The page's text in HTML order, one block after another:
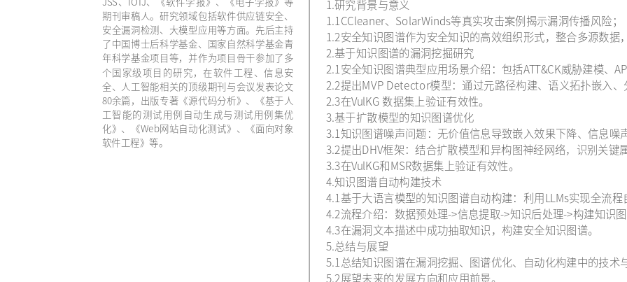
1.研究背景与意义
1.1CCleaner、SolarWinds等真实攻击案例揭示漏洞传播风险；
1.2安全知识图谱作为安全知识的高效组织形式，整合多源数据
2.基于知识图谱的漏洞挖掘研究
2.1安全知识图谱典型应用场景介绍：包括ATT&CK威胁建模、
2.2提出MVP Detector模型：通过元路径构建、语义拓扑嵌入、
2.3在VulKG 数据集上验证有效性。
3.基于扩散模型的知识图谱优化
3.1知识图谱噪声问题：无价值信息导致嵌入效果下降、信息噪
3.2提出DHV框架：结合扩散模型和异构图神经网络，识别关键
3.3在VulKG和MSR数据集上验证有效性。
4.知识图谱自动构建技术
4.1基于大语言模型的知识图谱自动构建：利用LLMs实现全流程
4.2流程介绍：数据预处理->信息提取->知识后处理->构建知识图
4.3在漏洞文本描述中成功抽取知识，构建安全知识图谱。
5.总结与展望
5.1总结知识图谱在漏洞挖掘、图谱优化、自动化构建中的技术
5.2展望未来的发展方向和应用前景。
期刊审稿人。研究领域包括软件供应链安全、
安全漏洞检测、大模型应用等方面。先后主持
了中国博士后科学基金、国家自然科学基金青
年科学基金项目等，并作为项目骨干参加了多
个国家级项目的研究，在软件工程、信息安
全、人工智能相关的顶级期刊与会议发表论文
80余篇，出版专著《源代码分析》、《基于人
工智能的测试用例自动生成与测试用例集优
化》、《Web网站自动化测试》、《面向对象
软件工程》等。